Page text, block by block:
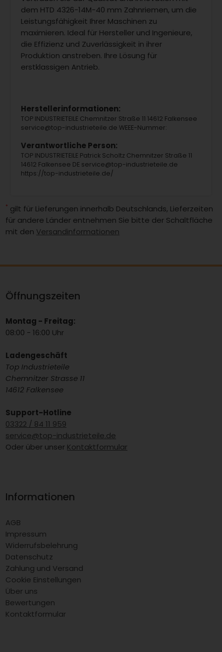
dem HTD 4326-14M-40 mm Zahnriemen, um die
Leistungsfähigkeit Ihrer Maschinen zu
maximieren. Ideal für Hersteller und Ingenieure,
die Effizienz und Zuverlässigkeit in ihrer
Produktion anstreben. Ihre Lösung für
erstklassigen Antrieb.
Herstellerinformationen:
TOP INDUSTRIETEILE Chemnitzer Straße 11 14612 Falkensee
service@top-industrieteile.de WEEE-Nummer:
Verantwortliche Person:
TOP INDUSTRIETEILE Patrick Scholtz Chemnitzer Straße 11
14612 Falkensee DE service@top-industrieteile.de
https://top-industrieteile.de/
* gilt für Lieferungen innerhalb Deutschlands, Lieferzeiten
für andere Länder entnehmen Sie bitte der Schaltfläche
mit den Versandinformationen
Öffnungszeiten
Montag - Freitag:
08:00 - 16:00 Uhr
Ladengeschäft
Top Industrieteile
Chemnitzer Strasse 11
14612 Falkensee
Support-Hotline
03322 / 84 11 959
service@top-industrieteile.de
Oder über unser Kontaktformular
Informationen
AGB
Impressum
Widerrufsbelehrung
Datenschutz
Zahlung und Versand
Cookie Einstellungen
Über uns
Bewertungen
Kontaktformular